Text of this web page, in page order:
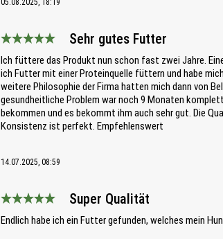
05.08.2025, 18:19
Bewertung mit 5 von 5 Sternen
Sehr gutes Futter
Ich füttere das Produkt nun schon fast zwei Jahre.
ich Futter mit einer Proteinquelle füttern und habe
weitere Philosophie der Firma hatten mich dann von
gesundheitliche Problem war noch 9 Monaten
bekommen und es bekommt ihm auch sehr gut. Die
Konsistenz ist perfekt. Empfehlenswert
14.07.2025, 08:59
Bewertung mit 5 von 5 Sternen
Super Qualität
Endlich habe ich ein Futter gefunden, welches mein